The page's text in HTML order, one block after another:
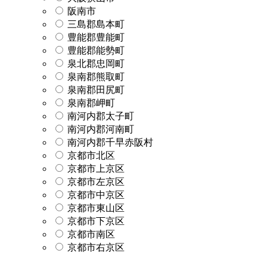
阪南市
三島郡島本町
豊能郡豊能町
豊能郡能勢町
泉北郡忠岡町
泉南郡熊取町
泉南郡田尻町
泉南郡岬町
南河内郡太子町
南河内郡河南町
南河内郡千早赤阪村
京都市北区
京都市上京区
京都市左京区
京都市中京区
京都市東山区
京都市下京区
京都市南区
京都市右京区